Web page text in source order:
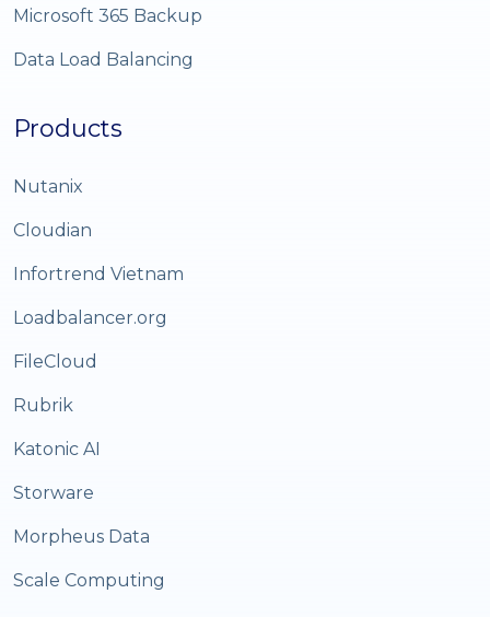
Microsoft 365 Backup
Data Load Balancing
Products
Nutanix
Cloudian
Infortrend Vietnam
Loadbalancer.org
FileCloud
Rubrik
Katonic AI
Storware
Morpheus Data
Scale Computing